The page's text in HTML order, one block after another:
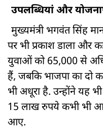
उपलब्धियां और
मुख्यमंत्री भगवंत सिंह
पर भी प्रकाश डाला और
युवाओं को 65,000 से
हैं, जबकि भाजपा का दो
भी अधूरा है. उन्होंने यह
15 लाख रुपये कभी भी
आए.